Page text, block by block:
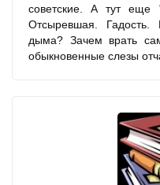
советские. А тут еще
Отсыревшая.
дыма? Зачем врать
обыкновенные слезы